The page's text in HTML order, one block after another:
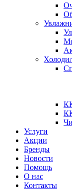
Услуги
Акции
Бренды
Новости
Помощь
О нас
Контакты